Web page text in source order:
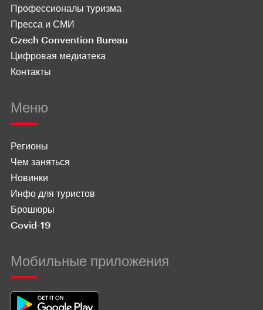
Профессионалы туризма
Пресса и СМИ
Czech Convention Bureau
Цифровая медиатека
Контакты
Меню
Регионы
Чем заняться
Новинки
Инфо для туристов
Брошюры
Covid-19
Мобильные приложения